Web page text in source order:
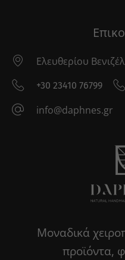
Ελευθερίου
+30 23410 76799
info@daphnes.gr
Μοναδικά
προϊόντα,